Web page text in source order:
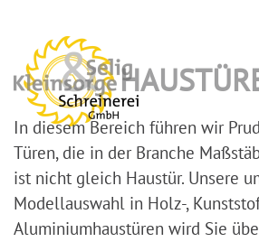
Zum
Hauptinhalt
springen
In diesem Bereich führen wir
Türen, die in der Branche
ist nicht gleich Haustür. Unsere
Modellauswahl in Holz-,
Aluminiumhaustüren wird Sie